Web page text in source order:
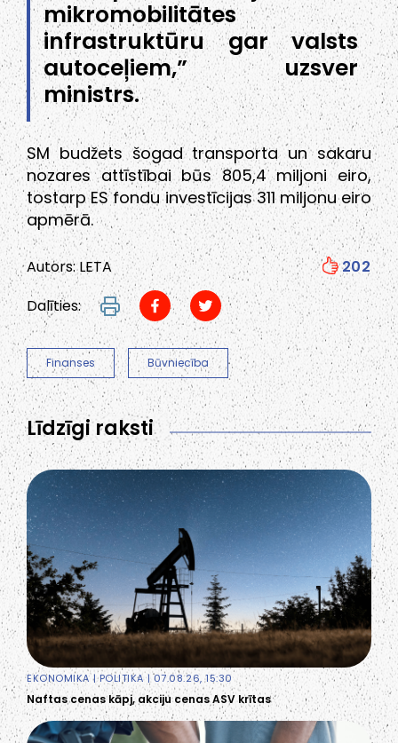
mikromobilitātes
infrastruktūru gar valsts
autoceļiem,” uzsver
ministrs.
SM budžets šogad transporta un sakaru
nozares attīstībai būs 805,4 miljoni eiro,
tostarp ES fondu investīcijas 311 miljonu eiro
apmērā.
Autors: LETA
202
Dalīties:
Finanses Būvniecība
Līdzīgi raksti
EKONOMIKA|POLITIKA| 07.08.26, 15:30
Naftas cenas kāpj, akciju cenas ASV krītas